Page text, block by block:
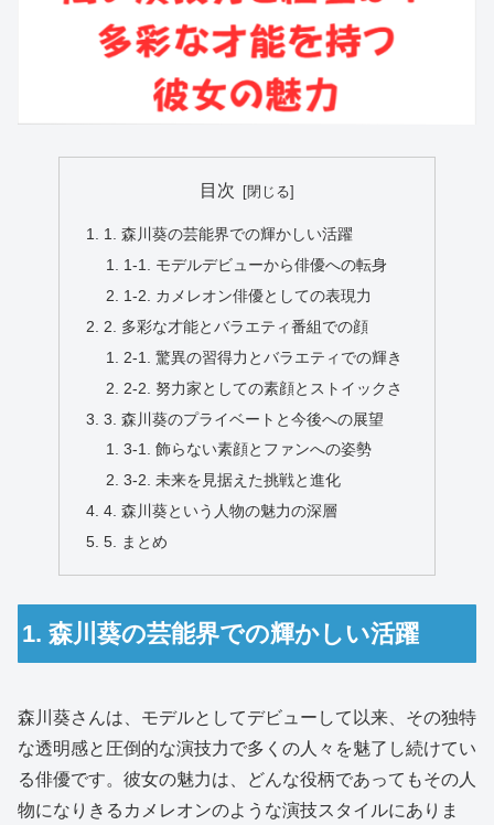
目次
1. 森川葵の芸能界での輝かしい活躍
1-1. モデルデビューから俳優への転身
1-2. カメレオン俳優としての表現力
2. 多彩な才能とバラエティ番組での顔
2-1. 驚異の習得力とバラエティでの輝き
2-2. 努力家としての素顔とストイックさ
3. 森川葵のプライベートと今後への展望
3-1. 飾らない素顔とファンへの姿勢
3-2. 未来を見据えた挑戦と進化
4. 森川葵という人物の魅力の深層
5. まとめ
1. 森川葵の芸能界での輝かしい活躍
森川葵さんは、モデルとしてデビューして以来、その独特
な透明感と圧倒的な演技力で多くの人々を魅了し続けてい
る俳優です。彼女の魅力は、どんな役柄であってもその人
物になりきるカメレオンのような演技スタイルにありま